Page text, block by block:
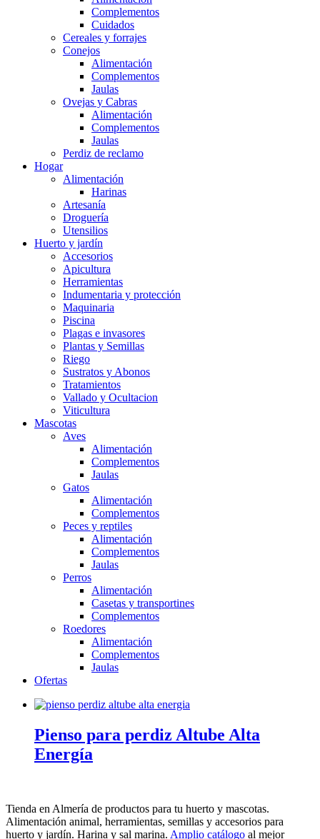
Complementos
Cuidados
Cereales y forrajes
Conejos
Alimentación
Complementos
Jaulas
Ovejas y Cabras
Alimentación
Complementos
Jaulas
Perdiz de reclamo
Hogar
Alimentación
Harinas
Artesanía
Droguería
Utensilios
Huerto y jardín
Accesorios
Apicultura
Herramientas
Indumentaria y protección
Maquinaria
Piscina
Plagas e invasores
Plantas y Semillas
Riego
Sustratos y Abonos
Tratamientos
Vallado y Ocultacion
Viticultura
Mascotas
Aves
Alimentación
Complementos
Jaulas
Gatos
Alimentación
Complementos
Peces y reptiles
Alimentación
Complementos
Jaulas
Perros
Alimentación
Casetas y transportines
Complementos
Roedores
Alimentación
Complementos
Jaulas
Ofertas
Pienso para perdiz Altube Alta
Energía
Tienda en Almería de productos para tu huerto y mascotas.
Alimentación animal, herramientas, semillas y accesorios para
huerto y jardín. Harina y sal marina. Amplio catálogo al mejor